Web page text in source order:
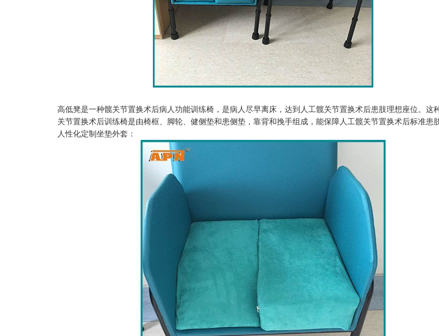
高低凳是一种髋关节置换术后病人功能训练椅，是病人尽早离床，达到人工髋关节置换术后患肢理想座位。这
关节置换术后训练椅是由椅框、脚轮、健侧垫和患侧垫，靠背和挽手组成，能保障人工髋关节置换术后标准患
人性化定制坐垫外套：